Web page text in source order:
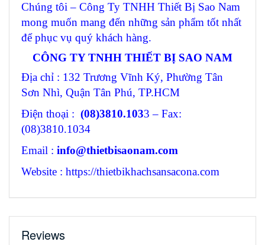
Chúng tôi – Công Ty TNHH Thiết Bị Sao Nam
mong muốn mang đến những sản phẩm tốt nhất
để phục vụ quý khách hàng.
CÔNG TY TNHH THIẾT BỊ SAO NAM
Địa chỉ : 132 Trương Vĩnh Ký, Phường Tân
Sơn Nhì, Quận Tân Phú, TP.HCM
Điện thoại : (08)3810.1033 – Fax:
(08)3810.1034
Email : info@thietbisaonam.com
Website : https://thietbikhachsansacona.com
Reviews